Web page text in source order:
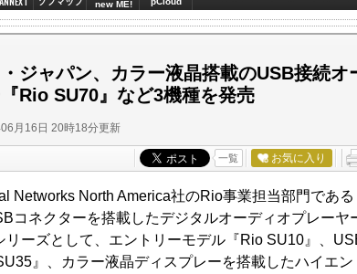
new ME!
・ジャパン、カラー液晶搭載のUSB接続オ
Rio SU70』など3機種を発売
月16日 20時18分更新
一覧 お気に入り
Networks North America社のRio事業担当部門であ
コネクターを搭載したデジタルオーディオプレーヤ
リーズとして、エントリーモデル『Rio SU10』、
』、カラー液晶ディスプレーを搭載したハイエ